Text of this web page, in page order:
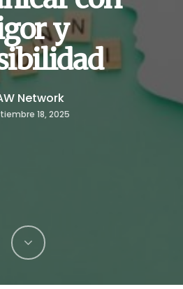
y
Network
18, 2025